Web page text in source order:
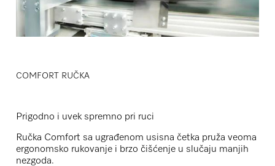
COMFORT RUČKA
Prigodno i uvek spremno pri ruci
Ručka Comfort sa ugrađenom usisna četka pruža veoma
ergonomsko rukovanje i brzo čišćenje u slučaju manjih
nezgoda.